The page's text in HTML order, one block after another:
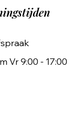
Vr 9:00 - 17:00